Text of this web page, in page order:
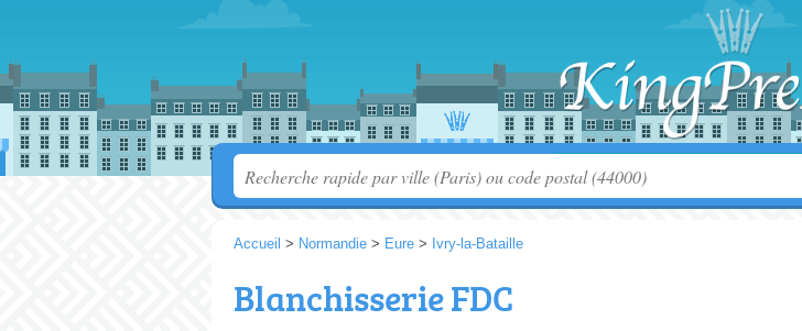
Accueil > Normandie > Eure > Ivry-la-Bataille
Blanchisserie FDC